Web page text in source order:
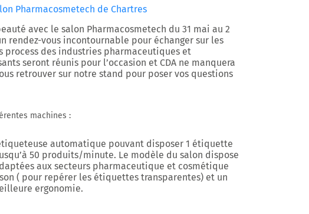
Pharmacosmetech de Chartres
avec le salon Pharmacosmetech du 31 mai au 2
rendez-vous incontournable pour échanger sur les
process des industries pharmaceutiques et
seront réunis pour l’occasion et CDA ne manquera
retrouver sur notre stand pour poser vos questions
machines :
automatique pouvant disposer 1 étiquette
50 produits/minute. Le modèle du salon dispose
aux secteurs pharmaceutique et cosmétique
( pour repérer les étiquettes transparentes) et un
ergonomie.